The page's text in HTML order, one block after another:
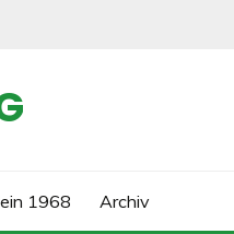
1968 Archiv